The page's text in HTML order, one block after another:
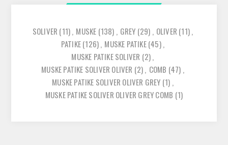
SOLIVER (11), MUSKE (138) , GREY (29) , OLIVER (11),
PATIKE(126), MUSKE PATIKE(45),
MUSKE PATIKE SOLIVER (2),
MUSKE PATIKE SOLIVER OLIVER (2), COMB (47) ,
MUSKE PATIKE SOLIVER OLIVER GREY (1) ,
MUSKE PATIKE SOLIVER OLIVER GREY COMB (1)